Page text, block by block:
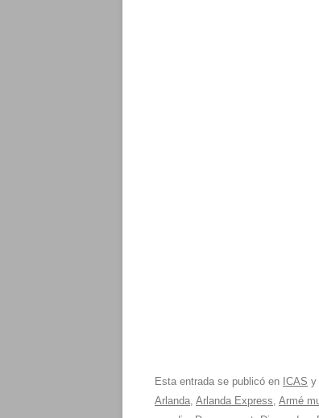
Esta entrada se publicó en ICAS y
Arlanda, Arlanda Express, Armé